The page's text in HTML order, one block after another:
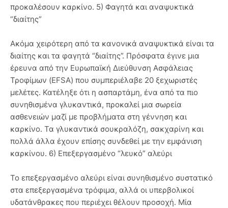
προκαλέσουν καρκίνο. 5) Φαγητά και αναψυκτικά
“διαίτης”
Ακόμα χειρότερη από τα κανονικά αναψυκτικά είναι τα
διαίτης και τα φαγητά “διαίτης”. Πρόσφατα έγινε μια
έρευνα από την Ευρωπαϊκή Διεύθυνση Ασφάλειας
Τροφίμων (EFSA) που συμπεριέλαβε 20 ξεχωριστές
μελέτες. Κατέληξε ότι η ασπαρτάμη, ένα από τα πιο
συνηθισμένα γλυκαντικά, προκαλεί μια σωρεία
ασθενειών μαζί με προβλήματα στη γέννηση και
καρκίνο. Τα γλυκαντικά σουκραλόζη, σακχαρίνη και
πολλά άλλα έχουν επίσης συνδεθεί με την εμφάνιση
καρκίνου. 6) Επεξεργασμένο “λευκό” αλεύρι
Το επεξεργασμένο αλεύρι είναι συνηθισμένο συστατικό
στα επεξεργασμένα τρόφιμα, αλλά οι υπερβολικοί
υδατάνθρακες που περιέχει θέλουν προσοχή. Μία